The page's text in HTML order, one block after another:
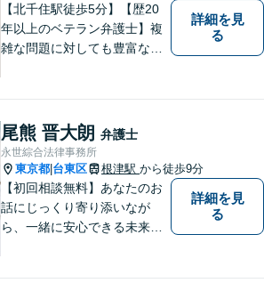
【北千住駅徒歩5分】【歴20
年以上のベテラン弁護士】複
雑な問題に対しても豊富な経
ださい。依頼者様の声を大切
にし、適切に対処して参りま
す。
詳細を見
る
尾熊 晋大朗 弁護士
永世綜合法律事務所
東京都 台東区 根津駅 から徒歩9分
【初回相談無料】あなたのお
話にじっくり寄り添いなが
ら、一緒に安心できる未来を
詳細を見
る